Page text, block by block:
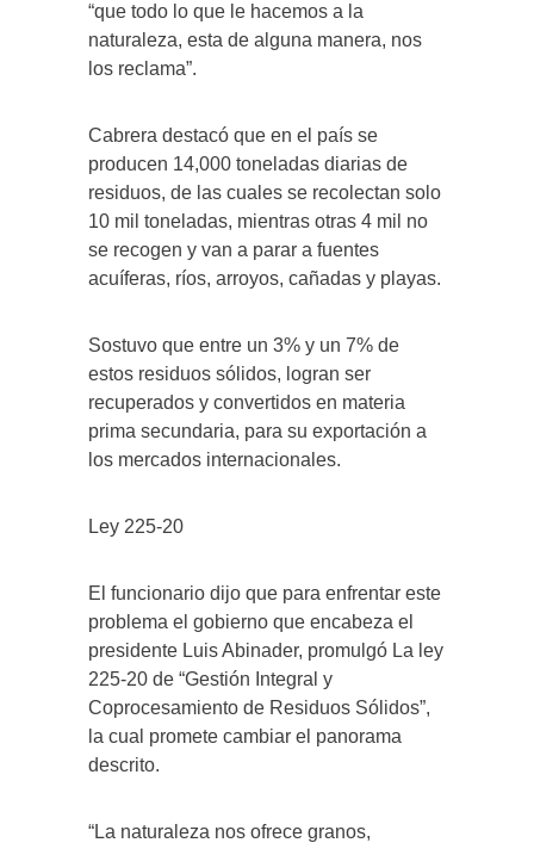
“que todo lo que le hacemos a la
naturaleza, esta de alguna manera, nos
los reclama”.
Cabrera destacó que en el país se
producen 14,000 toneladas diarias de
residuos, de las cuales se recolectan solo
10 mil toneladas, mientras otras 4 mil no
se recogen y van a parar a fuentes
acuíferas, ríos, arroyos, cañadas y playas.
Sostuvo que entre un 3% y un 7% de
estos residuos sólidos, logran ser
recuperados y convertidos en materia
prima secundaria, para su exportación a
los mercados internacionales.
Ley 225-20
El funcionario dijo que para enfrentar este
problema el gobierno que encabeza el
presidente Luis Abinader, promulgó La ley
225-20 de “Gestión Integral y
Coprocesamiento de Residuos Sólidos”,
la cual promete cambiar el panorama
descrito.
“La naturaleza nos ofrece granos,